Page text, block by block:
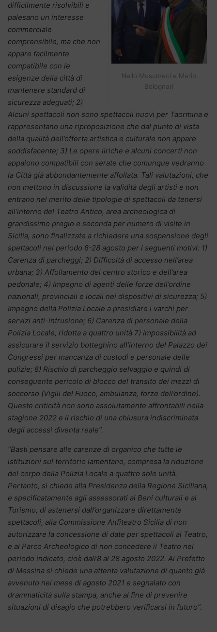
Nello Musumeci e Mario
Bolognari
difficilmente risolvibili e
palesano un interesse
commerciale
comprensibile, ma che non
appare facilmente
compatibile con le
esigenze della città di
mantenere standard di
sicurezza adeguati; 2)
Alcuni spettacoli non sono spettacoli nuovi per Taormina e
rappresentano una riproposizione che dal punto di vista
della qualità dell’offerta artistica e culturale non appare
soddisfacente; 3) Le opere liriche e alcuni concerti non
appaiono compatibili con serate che comunque vedranno
la Città già abbondantemente affollata. Tali valutazioni, che
non mettono in discussione la validità degli artisti e non
entrano nel merito delle tipologie di spettacoli da tenersi
all’interno del Teatro Antico, area archeologica di
grandissimo pregio e seconda per numero di visite in
Sicilia, sono finalizzate a richiedere una sospensione degli
spettacoli nel periodo 8-28 agosto per i seguenti motivi: 1)
Carenza di parcheggi; 2) Difficoltà di accesso nell’area
urbana; 3) Affollamento del centro storico e dell’area
pedonale; 4) Impegno di agenti delle forze dell’ordine
nazionali, provinciali e locali nei dispositivi di sicurezza; 5)
Impegno della Polizia Locale a presidiare i varchi per
servizi anti-intrusione; 6) Carenza di personale della
Polizia Locale, ridotta a quattro unità 7) Impossibilità ad
assicurare il servizio botteghino all’interno del Palazzo dei
Congressi per mancanza di custodi e personale delle
pulizie; 8) Rischio di parcheggio selvaggio e quindi di
conseguente pericolo di blocco del transito dei mezzi di
soccorso (Vigili del Fuoco, ambulanza, forze dell’ordine).
Queste criticità non sono assolutamente affrontabili nella
stagione 2022 e il rischio di una chiusura indiscriminata
degli accessi diventa reale”.
“Basti pensare alle carenze di organico che tutte le
istituzioni sul territorio lamentano, compresa la riduzione
del corpo della Polizia Locale a quattro sole unità.
Pertanto, si chiede alla Presidenza della Regione Siciliana,
e specificatamente agli assessorati ai Beni culturali e al
Turismo, di astenersi dall’organizzare direttamente
spettacoli, alla Commissione Anfiteatro Sicilia di non
autorizzare la concessione di date per spettacoli al Teatro,
e al Parco Archeologico di non concedere il Teatro nel
periodo indicato, cioè dall’8 al 28 agosto 2022. Al Prefetto
di Messina si chiede una attenta valutazione di quanto già
avvenuto nel mese di agosto 2021 e segnalato con
drammaticità sulla stampa, anche al fine di prevenire
situazioni di disagio che potrebbero verificarsi in futuro”.